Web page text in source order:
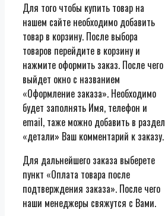
Для того чтобы купить товар на
нашем сайте необходимо добавить
товар в корзину. После выбора
товаров перейдите в корзину и
нажмите оформить заказ. После чего
выйдет окно с названием
«Оформление заказа». Необходимо
будет заполнять Имя, телефон и
email, таже можно добавить в раздел
«детали» Ваш комментарий к заказу.
Для дальнейшего заказа выберете
пункт «Оплата товара после
подтверждения заказа». После чего
наши менеджеры свяжутся с Вами.